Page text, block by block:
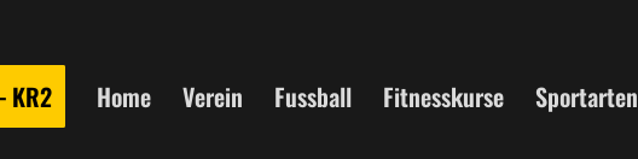
KR2 Home Verein Fussball Fitnesskurse Sportarten